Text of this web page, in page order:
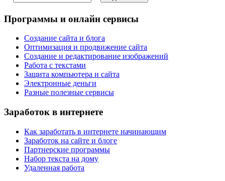
Программы и онлайн сервисы
Создание сайта и блога
Оптимизация и продвижение сайта
Создание и редактирование изображений
Работа с текстами
Защита компьютера и сайта
Электронные деньги
Разные полезные сервисы
Заработок в интернете
Как заработать в интернете начинающим
Заработок на сайте и блоге
Партнерские программы
Набор текста на дому
Удаленная работа